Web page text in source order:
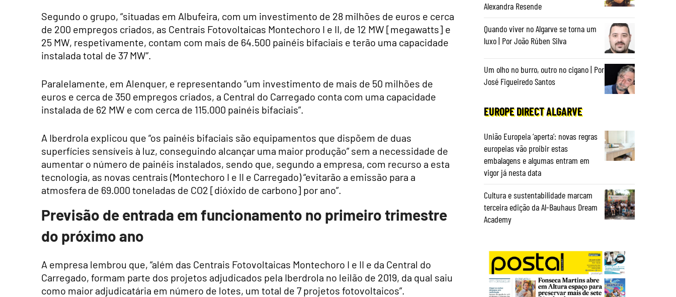
Segundo o grupo, “situadas em Albufeira, com um investimento de 28 milhões de euros e cerca
de 200 empregos criados, as Centrais Fotovoltaicas Montechoro I e II, de 12 MW [megawatts] e
25 MW, respetivamente, contam com mais de 64.500 painéis bifaciais e terão uma capacidade
instalada total de 37 MW”.
Paralelamente, em Alenquer, e representando “um investimento de mais de 50 milhões de
euros e cerca de 350 empregos criados, a Central do Carregado conta com uma capacidade
instalada de 62 MW e com cerca de 115.000 painéis bifaciais”.
A Iberdrola explicou que “os painéis bifaciais são equipamentos que dispõem de duas
superfícies sensíveis à luz, conseguindo alcançar uma maior produção” sem a necessidade de
aumentar o número de painéis instalados, sendo que, segundo a empresa, com recurso a esta
tecnologia, as novas centrais (Montechoro I e II e Carregado) “evitarão a emissão para a
atmosfera de 69.000 toneladas de CO2 [dióxido de carbono] por ano”.
Previsão de entrada em funcionamento no primeiro trimestre
do próximo ano
A empresa lembrou que, “além das Centrais Fotovoltaicas Montechoro I e II e da Central do
Carregado, formam parte dos projetos adjudicados pela Iberdrola no leilão de 2019, da qual saiu
como maior adjudicatária em número de lotes, um total de 7 projetos fotovoltaicos”.
Alexandra Resende
Quando viver no Algarve se torna um
luxo | Por João Rúben Silva
Um olho no burro, outro no cigano | Por
José Figueiredo Santos
EUROPE DIRECT ALGARVE
União Europeia ‘aperta’: novas regras
europeias vão proibir estas
embalagens e algumas entram em
vigor já nesta data
Cultura e sustentabilidade marcam
terceira edição da Al-Bauhaus Dream
Academy